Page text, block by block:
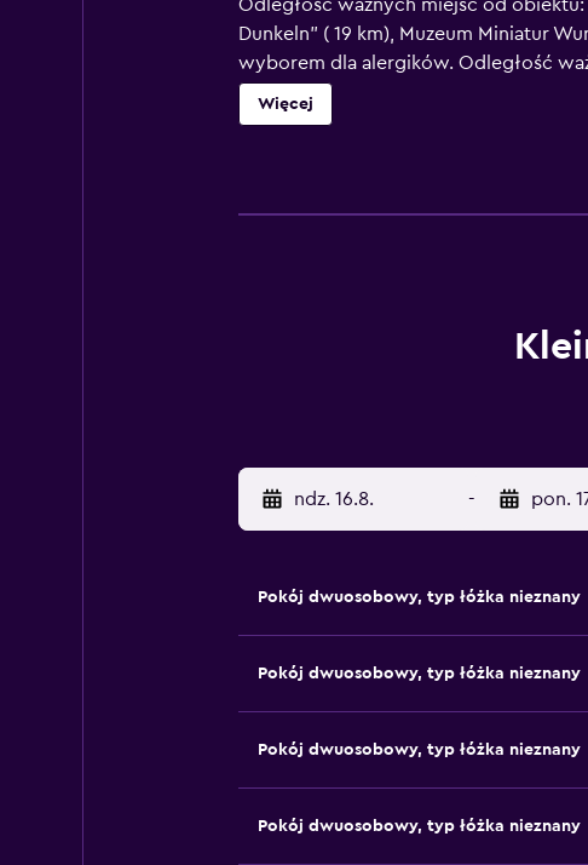
Odległość ważnych miejsc od
Dunkeln" ( 19 km), Muzeum Miniatur
wyborem dla alergików. Odległość
śniadanie w formie bufetu. Odległość
Lotnisko Hamburg Finkenwerder
Więcej
ndz. 16.8. - pon.
Pokój dwuosobowy, typ łóżka nieznany
Pokój dwuosobowy, typ łóżka nieznany
Pokój dwuosobowy, typ łóżka nieznany
Pokój dwuosobowy, typ łóżka nieznany